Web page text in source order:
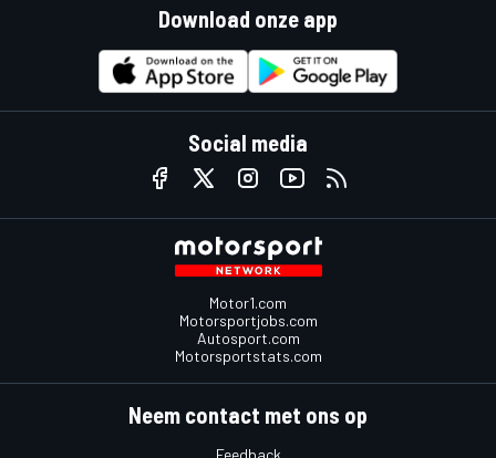
Download onze app
Social media
Motor1.com
Motorsportjobs.com
Autosport.com
Motorsportstats.com
Neem contact met ons op